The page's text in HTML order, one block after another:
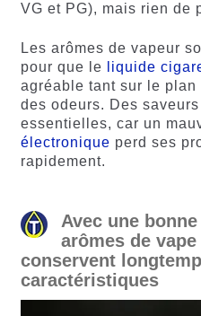
VG et PG), mais rien de
Les arômes de vapeur
pour que le
liquide
agréable tant sur le
des odeurs. Des
essentielles, car un
électronique perd ses
rapidement.
Avec une
arômes de
conservent
caractéristiques